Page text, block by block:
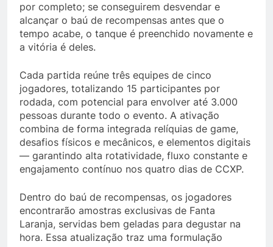
por completo; se conseguirem desvendar e
alcançar o baú de recompensas antes que o
tempo acabe, o tanque é preenchido novamente e
a vitória é deles.
Cada partida reúne três equipes de cinco
jogadores, totalizando 15 participantes por
rodada, com potencial para envolver até 3.000
pessoas durante todo o evento. A ativação
combina de forma integrada relíquias de game,
desafios físicos e mecânicos, e elementos digitais
— garantindo alta rotatividade, fluxo constante e
engajamento contínuo nos quatro dias de CCXP.
Dentro do baú de recompensas, os jogadores
encontrarão amostras exclusivas de Fanta
Laranja, servidas bem geladas para degustar na
hora. Essa atualização traz uma formulação